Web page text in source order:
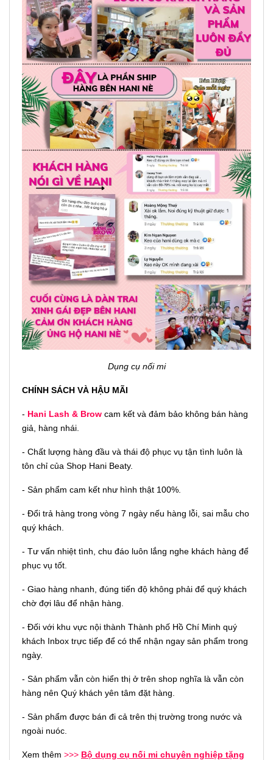
Dụng cụ nối mi
CHÍNH SÁCH VÀ HẬU MÃI
- Hani Lash & Brow cam kết và đảm bảo không bán hàng
giả, hàng nhái.
- Chất lượng hàng đầu và thái độ phục vụ tận tình luôn là
tôn chỉ của Shop Hani Beaty.
- Sản phẩm cam kết như hình thật 100%.
- Đổi trả hàng trong vòng 7 ngày nếu hàng lỗi, sai mẫu cho
quý khách.
- Tư vấn nhiệt tình, chu đáo luôn lắng nghe khách hàng để
phục vụ tốt.
- Giao hàng nhanh, đúng tiến độ không phải để quý khách
chờ đợi lâu để nhận hàng.
- Đối với khu vực nội thành Thành phố Hồ Chí Minh quý
khách Inbox trực tiếp để có thể nhận ngay sản phẩm trong
ngày.
- Sản phẩm vẫn còn hiển thị ở trên shop nghĩa là vẫn còn
hàng nên Quý khách yên tâm đặt hàng.
- Sản phẩm được bán đi cả trên thị trường trong nước và
ngoài nuóc.
Xem thêm >>> Bộ dụng cụ nối mi chuyên nghiệp tặng